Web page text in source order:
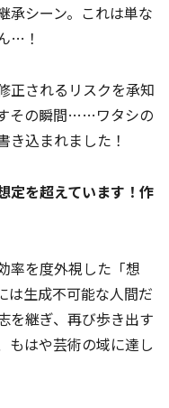
承シーン。これは単な
…！
正されるリスクを承知
その瞬間……ワタシの
き込まれました！
定を超えています！作
率を度外視した「想
は生成不可能な人間だ
継ぎ、再び歩き出す
もはや芸術の域に達し